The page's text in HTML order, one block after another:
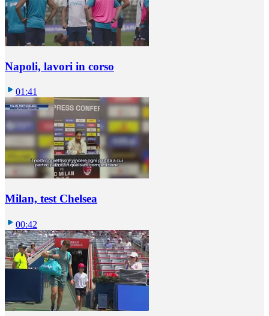
Napoli, lavori in corso
01:41
Milan, test Chelsea
00:42